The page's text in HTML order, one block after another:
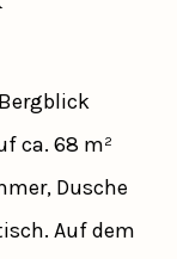
ca. 68 m²
Dusche
Auf dem